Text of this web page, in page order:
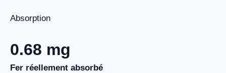
Absorption
0.68 mg
Fer réellement absorbé